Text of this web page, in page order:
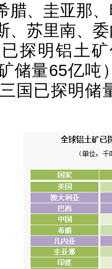
腊、圭亚那
、苏里南、
探明铝土
储量65亿
国已探明储